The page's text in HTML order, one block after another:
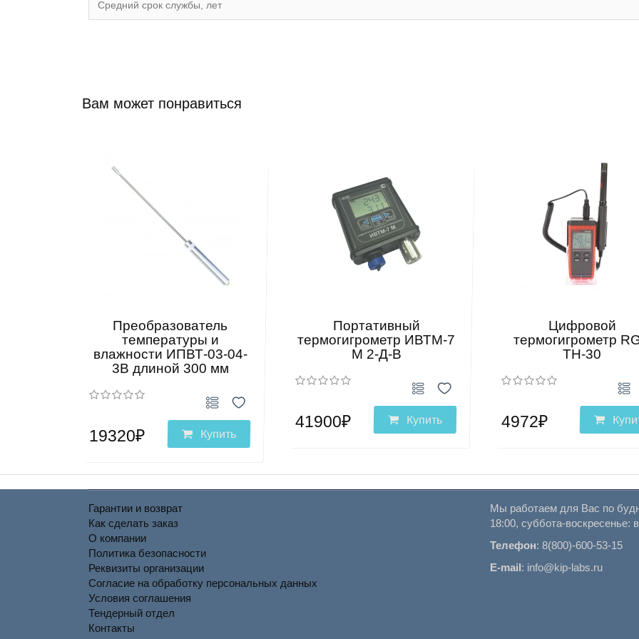
Средний срок службы, лет
Вам может понравиться
Преобразователь
температуры и
влажности ИПВТ-03-04-
3В длиной 300 мм
19320₽ Купить
Портативный
термогигрометр ИВТМ-7
М 2-Д-В
41900₽ Купить
Цифровой
термогигрометр
TH-30
4972₽
Гарантии и возврат
Как сделать заказ
О компании
Политика безопасности
Реквизиты организации
Согласие на обработку персональных данных
Условия соглашения
Тендерный отдел
Контакты
Мы работаем для Вас по
18:00, суббота-воскресенье:
Телефон: 8(800)-600-53-15
E-mail: info@kip-labs.ru